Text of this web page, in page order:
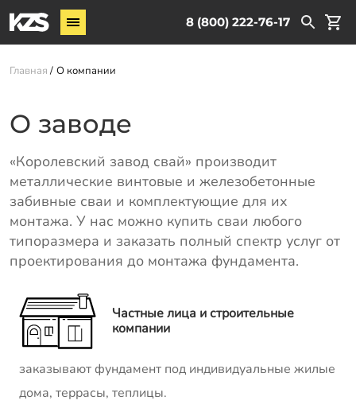
8 (800) 222-76-17
Винтовые сваи
Услуги
Новости
Партнёрам
Контакты
Доставка
Оплата
Гарантии
Заказать звонок
Главная О компании
О заводе
«Королевский завод свай» производит
металлические винтовые и железобетонные
забивные сваи и комплектующие для их
монтажа. У нас можно купить сваи любого
типоразмера и заказать полный спектр услуг от
проектирования до монтажа фундамента.
Частные лица и строительные
компании
заказывают фундамент под индивидуальные жилые
дома, террасы, теплицы.